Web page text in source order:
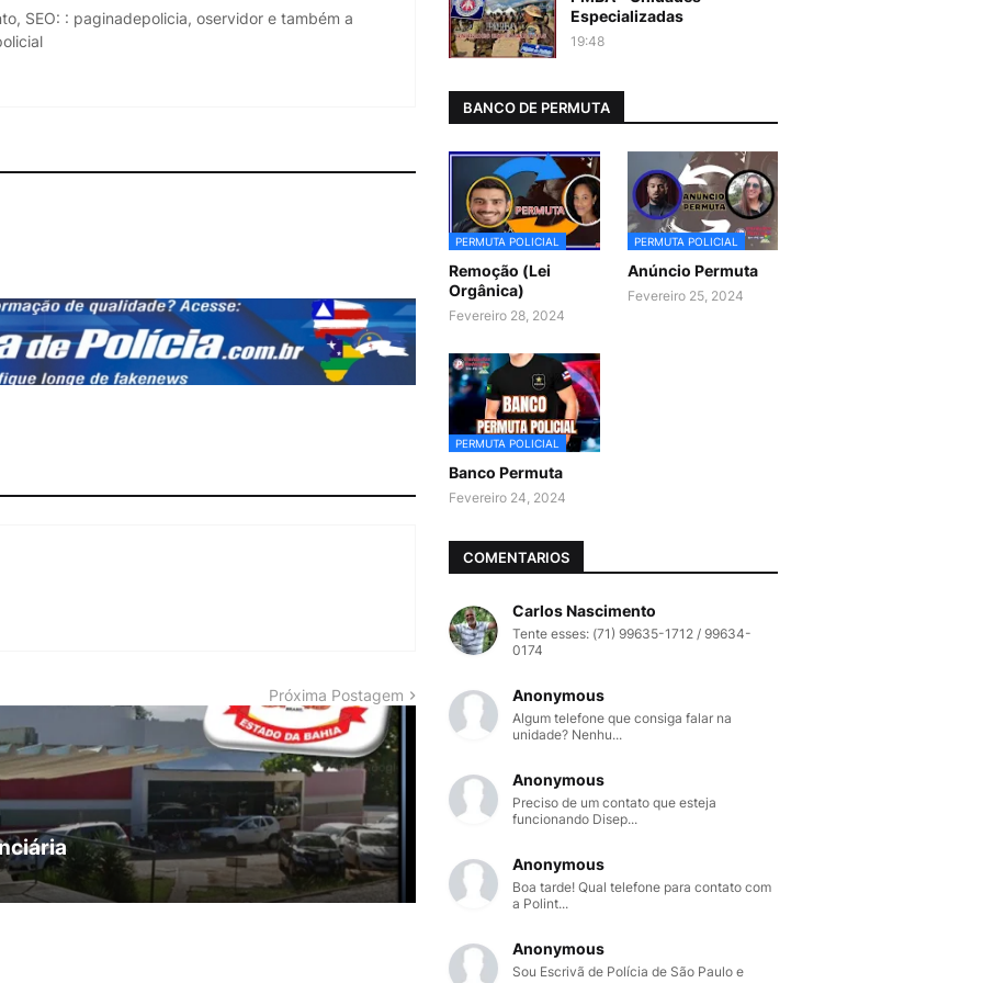
SEO: : paginadepolicia, oservidor e também a
Próxima Postagem
Especializadas
19:48
BANCO DE PERMUTA
PERMUTA POLICIAL
Remoção (Lei
Orgânica)
Fevereiro 28, 2024
PERMUTA POLICIAL
Anúncio Permuta
Fevereiro 25, 2024
PERMUTA POLICIAL
Banco Permuta
Fevereiro 24, 2024
COMENTARIOS
Carlos Nascimento
Tente esses: (71) 99635-1712 / 99634-
0174
Anonymous
Algum telefone que consiga falar na
unidade? Nenhu...
Anonymous
Preciso de um contato que esteja
funcionando Disep...
Anonymous
Boa tarde! Qual telefone para contato com
a Polint...
Anonymous
Sou Escrivã de Polícia de São Paulo e